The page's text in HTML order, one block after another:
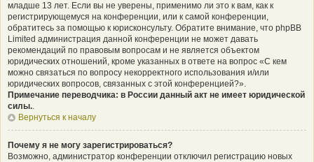
младше 13 лет. Если вы не уверены, применимо ли это к вам, как к
регистрирующемуся на конференции, или к самой конференции,
обратитесь за помощью к юрисконсульту. Обратите внимание, что phpBB
Limited администрация данной конференции не может давать
рекомендаций по правовым вопросам и не является объектом
юридических отношений, кроме указанных в ответе на вопрос «С кем
можно связаться по вопросу некорректного использования и/или
юридических вопросов, связанных с этой конференцией?».
Примечание переводчика: в России данный акт не имеет юридической
силы..
Вернуться к началу
Почему я не могу зарегистрироваться?
Возможно, администратор конференции отключил регистрацию новых